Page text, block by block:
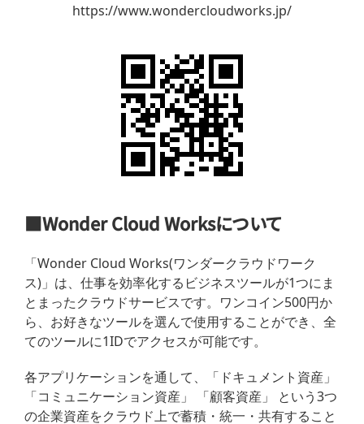
https://www.wondercloudworks.jp/
■Wonder Cloud Worksについて
「Wonder Cloud Works(ワンダークラウドワーク
ス)」は、仕事を効率化するビジネスツールが1つにま
とまったクラウドサービスです。ワンコイン500円か
ら、お好きなツールを選んで使用することができ、全
てのツールに1IDでアクセスが可能です。
各アプリケーションを通して、「ドキュメント資産」
「コミュニケーション資産」 「顧客資産」 という3つ
の企業資産をクラウド上で蓄積・統一・共有すること